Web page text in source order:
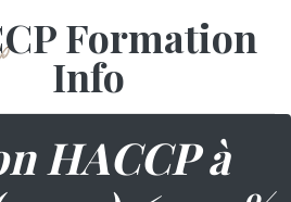
Formation
Info
HACCP à